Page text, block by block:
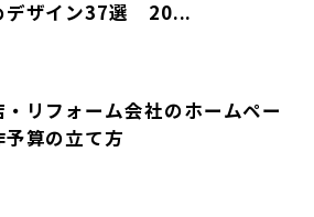
デザイン37選 20...
・リフォーム会社のホームペー
予算の立て方